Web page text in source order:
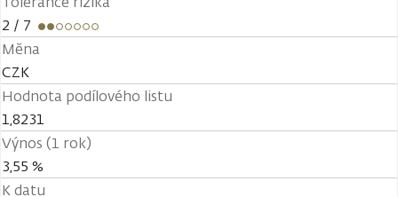
2 / 7
Měna
CZK
Hodnota podílového listu
1,8231
Výnos (1 rok)
3,55 %
K datu